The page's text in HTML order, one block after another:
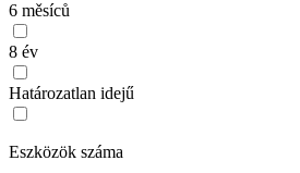
6 měsíců
8 év
Határozatlan idejű
Eszközök száma